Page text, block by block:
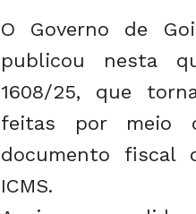
O Governo de
publicou nesta
1608/25, que
feitas por meio
documento fiscal
ICMS.